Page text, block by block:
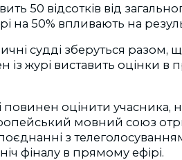
50 відсотків від
на 50% впливають на
судді зберуться
із журі виставить оцінки в
оцінити учасника,
мовний союз
з
фіналу в прямому ефірі.